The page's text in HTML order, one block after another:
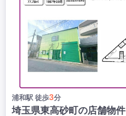
浦和駅 徒歩3分
埼玉県東高砂町の店舗物件